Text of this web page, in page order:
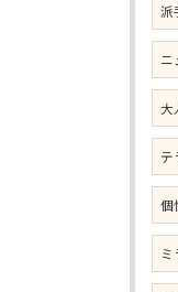
派
ニ
大
テ
個
ミ